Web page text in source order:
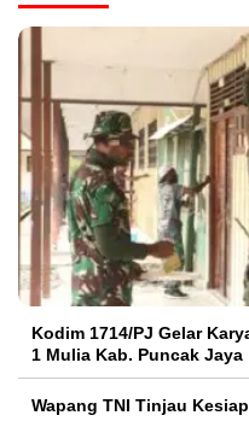
Kodim 1714/PJ Gelar
1 Mulia Kab. Puncak Jaya
Wapang TNI Tinjau